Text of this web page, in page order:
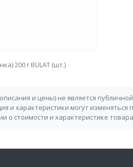
200 г BULAT (шт.)
и цены) не является
и характеристики могут
о стоимости и характеристике